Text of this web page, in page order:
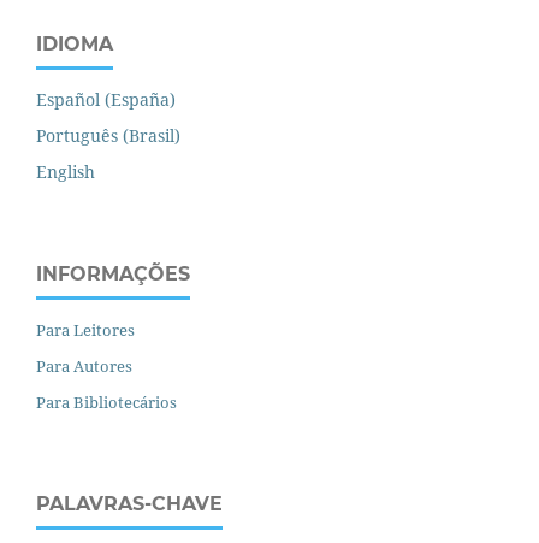
IDIOMA
Español (España)
Português (Brasil)
English
INFORMAÇÕES
Para Leitores
Para Autores
Para Bibliotecários
PALAVRAS-CHAVE